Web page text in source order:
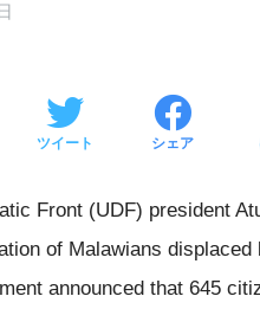
ツイート シェア
Front (UDF) president
of Malawians
announced that 645